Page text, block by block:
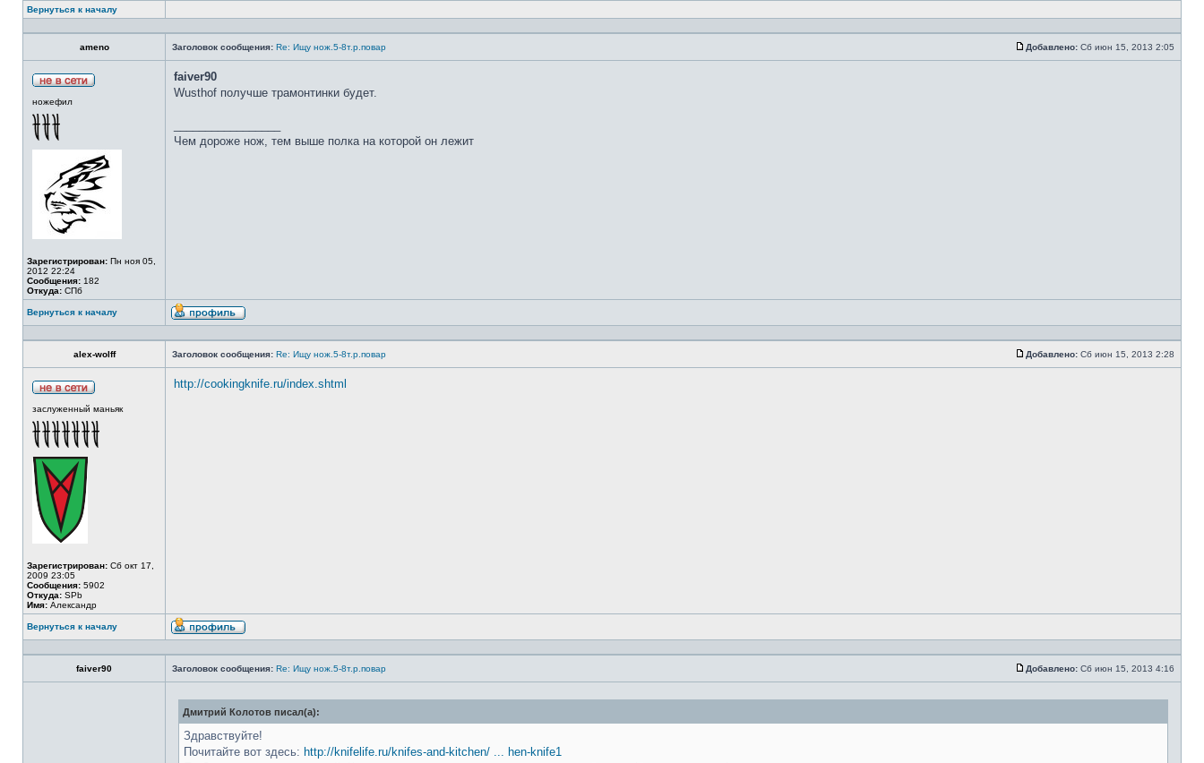
Вернуться к началу
ameno Заголовок сообщения: Re: Ищу нож.5-8т.р.повар Добавлено: Сб июн 15, 2013 2:05
ножефил
Зарегистрирован: Пн ноя 05,
2012 22:24
Сообщения: 182
Откуда: СПб
faiver90
Wusthof получше трамонтинки будет.
Чем дороже нож, тем выше полка на которой он лежит
Вернуться к началу
alex-wolff Заголовок сообщения: Re: Ищу нож.5-8т.р.повар Добавлено: Сб июн 15, 2013 2:28
заслуженный маньяк
Зарегистрирован: Сб окт 17,
2009 23:05
Сообщения: 5902
Откуда: SPb
Имя: Александр
http://cookingknife.ru/index.shtml
Вернуться к началу
faiver90 Заголовок сообщения: Re: Ищу нож.5-8т.р.повар Добавлено: Сб июн 15, 2013 4:16
Дмитрий Колотов писал(а):
Здравствуйте!
Почитайте вот здесь: http://knifelife.ru/knifes-and-kitchen/ ... hen-knife1